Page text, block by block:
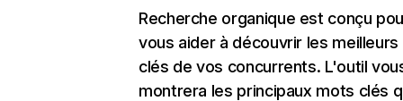
Recherche organique est conçu
vous aider à découvrir les
clés de vos concurrents. L'outil
montrera les principaux mots clés